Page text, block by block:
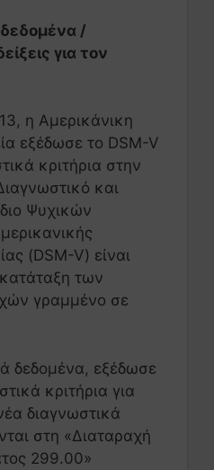
δεδομένα /
για τον
η Αμερικάνικη
εξέδωσε το DSM-V
κριτήρια στην
και
Ψυχικών
(DSM-V) είναι
κατάταξη των
γραμμένο σε
δεδομένα, εξέδωσε
κριτήρια για
διαγνωστικά
στη «Διαταραχή
299.00»